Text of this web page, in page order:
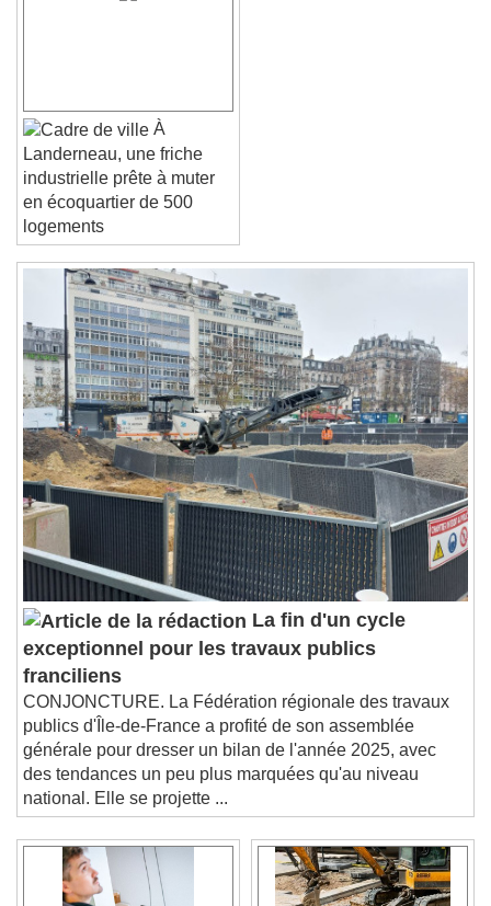
Reset
Done
Close Modal Dialog
End of dialog window.
À
Landerneau, une friche
industrielle prête à muter
en écoquartier de 500
logements
La fin d'un cycle
exceptionnel pour les travaux publics
franciliens
CONJONCTURE. La Fédération régionale des travaux
publics d'Île-de-France a profité de son assemblée
générale pour dresser un bilan de l'année 2025, avec
des tendances un peu plus marquées qu'au niveau
national. Elle se projette ...